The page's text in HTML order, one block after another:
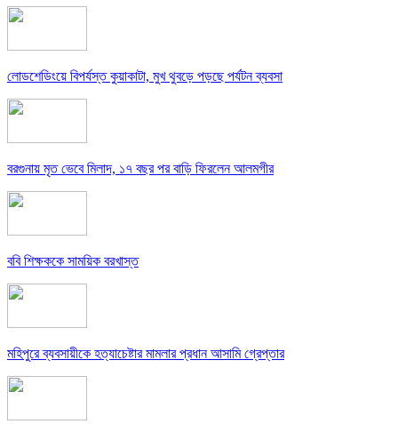
লোডশেডিংয়ে বিপর্যস্ত কুয়াকাটা, মুখ থুবড়ে পড়ছে পর্যটন ব্যবসা
বরগুনায় মৃত ভেবে মিলাদ, ১৭ বছর পর বাড়ি ফিরলেন আলমগীর
ববি শিক্ষককে সাময়িক বরখাস্ত
মহিপুরে ব্যবসায়ীকে হত্যাচেষ্টার মামলার প্রধান আসামি গ্রেপ্তার